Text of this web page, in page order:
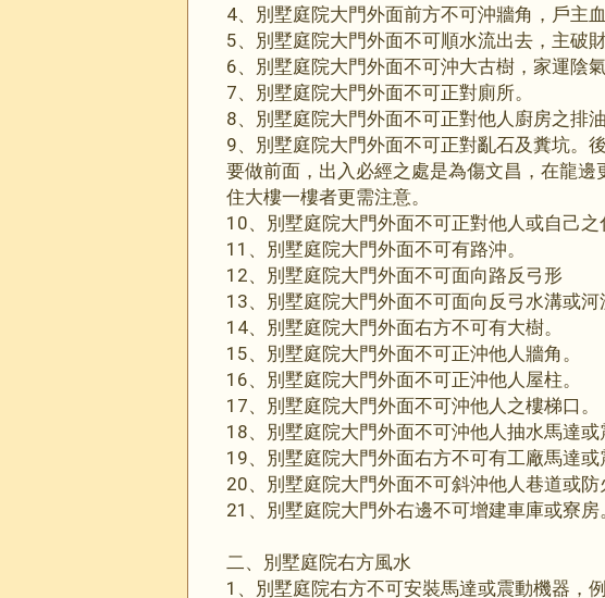
4、別墅庭院大門外面前方不可沖牆角，戶主
5、別墅庭院大門外面不可順水流出去，主破財
6、別墅庭院大門外面不可沖大古樹，家運陰氣
7、別墅庭院大門外面不可正對廁所。
8、別墅庭院大門外面不可正對他人廚房之排
9、別墅庭院大門外面不可正對亂石及糞坑。
要做前面，出入必經之處是為傷文昌，在龍邊
住大樓一樓者更需注意。
10、別墅庭院大門外面不可正對他人或自己之
11、別墅庭院大門外面不可有路沖。
12、別墅庭院大門外面不可面向路反弓形
13、別墅庭院大門外面不可面向反弓水溝或河
14、別墅庭院大門外面右方不可有大樹。
15、別墅庭院大門外面不可正沖他人牆角。
16、別墅庭院大門外面不可正沖他人屋柱。
17、別墅庭院大門外面不可沖他人之樓梯口。
18、別墅庭院大門外面不可沖他人抽水馬達
19、別墅庭院大門外面右方不可有工廠馬達或
20、別墅庭院大門外面不可斜沖他人巷道或防
21、別墅庭院大門外右邊不可增建車庫或寮房
二、別墅庭院右方風水
1、別墅庭院右方不可安裝馬達或震動機器，